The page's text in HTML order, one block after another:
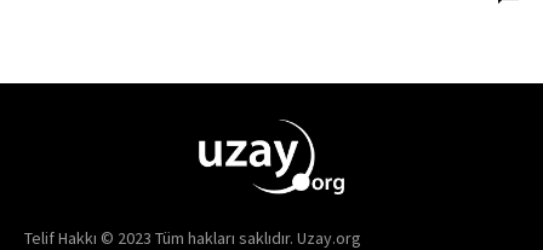
Telif Hakkı © 2023 Tüm hakları saklıdır. Uzay.org